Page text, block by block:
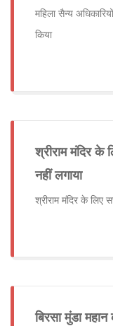
महिला सैन्य
किया
श्रीराम मंदिर के
नहीं लगाया
श्रीराम मंदिर के लिए
बिरसा मुंडा